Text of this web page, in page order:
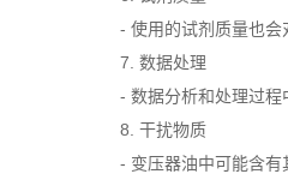
- 使用的试剂质量也会对
7. 数据处理
- 数据分析和处理过程中
8. 干扰物质
- 变压器油中可能含有其